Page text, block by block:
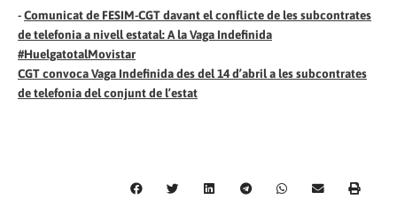
-Comunicat de FESIM-CGT davant el conflicte de les subcontrates
de telefonia a nivell estatal: A la Vaga Indefinida
#HuelgatotalMovistar
CGT convoca Vaga Indefinida des del 14 d’abril a les subcontrates
de telefonia del conjunt de l’estat